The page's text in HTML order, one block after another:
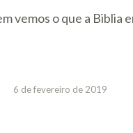
vemos o que a Biblia
6 de fevereiro de 2019